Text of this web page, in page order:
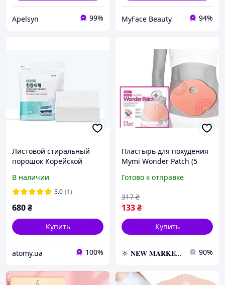
Apelsyn 99% MyFace Beauty 94%
Листовой стиральный
порошок Корейской
3в1:моющее
средство,кондиционер
В наличии
5.0 (1)
680₴
Купить
atomy.ua 100%
Пластырь для похудения
Mymi Wonder Patch (5
Корейский пластырь для
Готово к отправке
133₴
317 ₴
Купить
🔆 𝐍𝐄𝐖 𝐌𝐀𝐑𝐊𝐄𝐓 🔆 – Продукция премиум-класса от официального представителя! 90%